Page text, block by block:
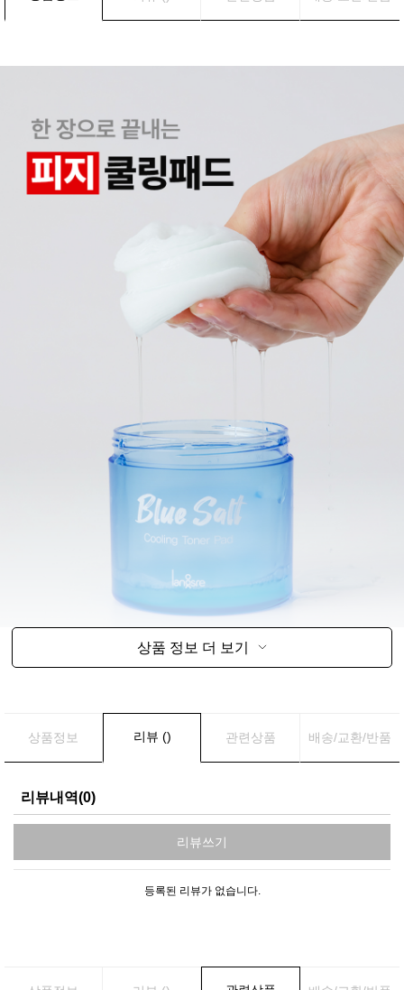
상품 정보 더 보기
상품정보 리뷰 () 관련상품 배송/교환/반품
리뷰내역(0)
리뷰쓰기
등록된 리뷰가 없습니다.